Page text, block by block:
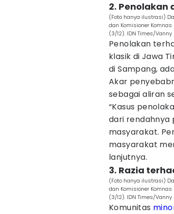
2. Penolakan
(Foto hanya ilustrasi)
dan Komisioner
(3/12). IDN Times/Vanny
Penolakan
klasik di Jawa
di Sampang,
Akar
sebagai aliran
“Kasus
dari rendahnya
masyarakat.
masyarakat
lanjutnya.
3. Razia
(Foto hanya ilustrasi)
dan Komisioner
(3/12). IDN Times/Vanny
Komunitas